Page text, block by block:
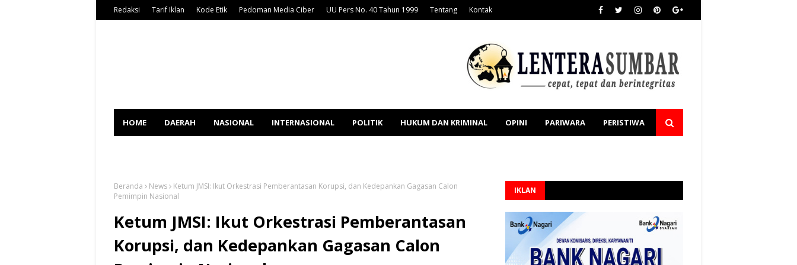
Redaksi Tarif Iklan Kode Etik Pedoman Media Ciber UU Pers No. 40 Tahun 1999 Tentang Kontak
HOME DAERAH NASIONAL INTERNASIONAL POLITIK HUKUM DAN KRIMINAL OPINI PARIWARA PERISTIWA
Beranda News
Ketum JMSI: Ikut Orkestrasi Pemberantasan Korupsi, dan Kedepankan Gagasan Calon
Pemimpin Nasional
Ketum JMSI: Ikut Orkestrasi Pemberantasan
Korupsi, dan Kedepankan Gagasan Calon
IKLAN